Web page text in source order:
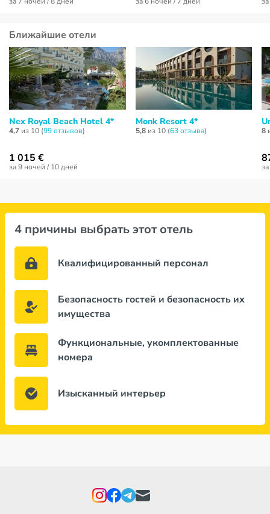
Ближайшие отели
Nex Royal Beach Hotel 4*
4,7 из 10 (99 отзывов)
1 015 €
за 9 ночей / 10 дней
Monk Resort 4*
5,8из 10 (63 отзывa) 8
4 причины выбрать этот отель
Квалифицированный персонал
Безопасность гостей и безопасность их
имущества
Функциональные, укомплектованные
номера
Изысканный интерьер